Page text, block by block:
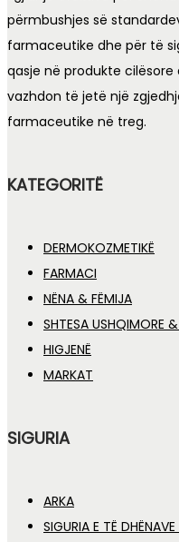
përmbushjes së
farmaceutike dhe për të
qasje në produkte
vazhdon të jetë një
farmaceutike në treg.
KATEGORITË
DERMOKOZMETIKË
FARMACI
NËNA & FËMIJA
SHTESA USHQIMORE
HIGJENË
MARKAT
SIGURIA
ARKA
SIGURIA E TË DHËNAVE